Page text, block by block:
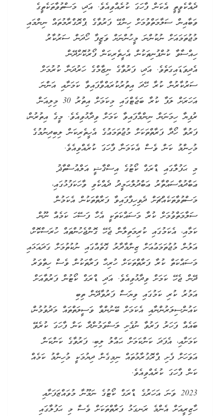
ދެއްކެވީތީ އެކަން ފާހަގަ ކުރެއްވިއެވެ. އަދި، މަސްތުވާތަކެތީގެ
ވަބާއިން ސަލާމަތްވުމަށް ހިންގޭ ފަރުވާގެ ޕްރޮގްރާމުތައް ނިންމައި
މުޖުތަމައަށް ނުކުންނަ މީހުންނަށް ވަޒީފާ ހޯދަން ސަރުކާރު
ހިއްސާވާ ކުންފުނިތަކުން އެހީތެރިކަން ފޯރުކޮށްދޭން
އެދިވަޑައިގަތެވެ. އަދި، ފަރުވާގެ ނިޒާމްގެ ހަރުދަނާ ކުރުމަށް
ސަރުކާރުން ކުރާ ހޭދަ އިތުރުކުރައްވާފައިވާ ކަމަށާއި އަންނަ
އަހަރަށް ލަފާ ކުރާ ބަޖެޓްގައި މިކަމަށް އިތުރު 30 މިލިއަން
ރުފިޔާ ހިމަނަން ނިންމާފައިވާ ކަމަށް ވިދާޅުވިއެވެ. މީގެ އިތުރުން،
ފަރުވާ ހޯދާ ފަރާތްތަކަށް މުޖުތަމަޢުގެ އެހީތެރިކަން ލިބިދިނުމުގެ
މުހިންމު ކަން ވެސް އެކަމަނާ ފާހަގަ ކުރެއްވިއެވެ.
މި ޙަފުލާގައި ޑްރަގް ކޯޓުގެ އިސްޤާޟީ އަލްއުސްތާޛު
ޢަބްދުއްސައްތާރު ޢަބްދުލްޙަމީދު ދެއްކެވި ވާހަކަފުޅުގައި،
މަސްތުވާތަކެއްޗަށް ދެވިހިފާފައިވާ ފަރާތްތަކުން އެކަމުން
ސަލާމަތްވުމަށް ކުރާ މަސައްކަތަކީ އެހާ ފަސޭހަ ކަމެއް ނޫން
ކަމާއި، އެކަމުގައި ކުރިމަތިލާން ޖެހޭ ގޮންޖެހުންތައް ހުރަސްކޮށް،
އަލުން މުޖުތަމަޢުއަށް ޒިންމާދާރު ގޮތެއްގައި ނުކުތުމަށް ގަދައަޅައި
މަސައްކަތް ކުރާ ފަރާތްތަކަށް ހުރިހާ ފަރާތަކުން ވެސް ހިތްވަރު
ދޭން ޖެހޭ ކަމަށް ވިދާޅުވިއެވެ. އަދި ޑްރަގް ކޯޓުން ފަރުވާއަށް
އަމުރު ކުރި ކަމުގައި ވިޔަސް ފަރުވާދޭން ތިބި
ކައުންސިލަރުންނާއި އެކަމަށް ބޭނުންވާ ވަސީލަތްތައް މަދުވުމުން،
ބައެއް ފަހަރު ފަރުވާ ނުފެށި ލަސްވަމުންދާ ކަން ފާހަގަ ކުރެވޭ
ކަމަށާއި، އެފަދަ ކަންކަމަށް ޙައްލު ލިބި، ފަރުވާގެ ކަންކަން
އަވަހަށް ފެށި ޕްރޮގުރާމުތައް ނިމިގެން ދިޔުމަކީ މުހިންމު ކަމެއް
ކަން ފާހަގަ ކުރެއްވިއެވެ.
2023 ވަނަ އަހަރުގެ ޑްރަގް ކޯޓުގެ ނަމޫނާ މުވައްޒަފަށާއި
ހާޒިރީއަށް އެންމެ ރަނގަޅު ފަރާތްތަކަށް ވެސް މި ޙަފުލާގައި